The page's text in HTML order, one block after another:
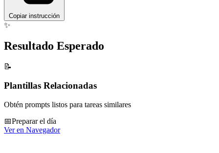
Copiar instrucción
✨
Resultado Esperado
📝
Plantillas Relacionadas
Obtén prompts listos para tareas similares
📅Preparar el día
Ver en Navegador